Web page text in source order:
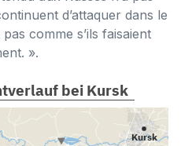
d’attaquer dans le
comme s’ils faisaient
».